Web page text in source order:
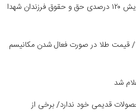
بانک دی در مسیر بهبود وضعیت/ افزایش ۱۲۰ درصدی حق و حقوق فرزندان شهدا
قیمت طلا و سکه امروز ۲۹ مرداد ۱۴۰۴/ قیمت طلا در صورت فعال شدن مکانیسم
شد
قدیمی خود ندارد/ برخی از